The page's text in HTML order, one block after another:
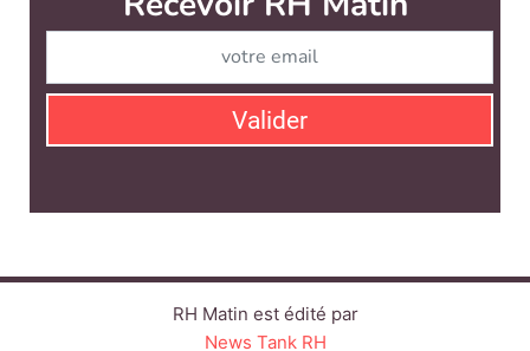
RH Matin est édité par
QUI SOMMES-NOUS ?
LINKEDINTWITTERFACEBOOK